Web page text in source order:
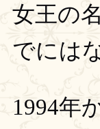
女王の
でには
1994年